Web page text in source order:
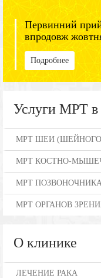
Первинний
впродовж
Подробнее
Услуги МРТ в
МРТ ШЕИ
МРТ КОСТНО-
МРТ ПОЗВОНОЧНИКА
МРТ ОРГАНОВ
О клинике
ЛЕЧЕНИЕ РАКА